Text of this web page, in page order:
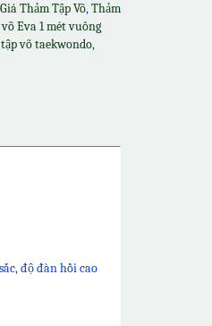
Giá Thảm Tập Võ,Thảm
Eva 1 mét vuông
võ taekwondo,
độ đàn hồi cao